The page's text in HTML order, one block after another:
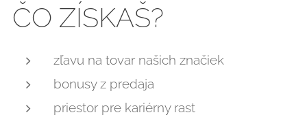
ČO ZÍSKAŠ?
zľavu na tovar našich značiek
bonusy z predaja
priestor pre kariérny rast